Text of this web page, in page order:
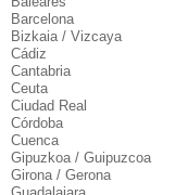
Barcelona
Bizkaia / Vizcaya
Cádiz
Cantabria
Ceuta
Ciudad Real
Córdoba
Cuenca
Gipuzkoa / Guipuzcoa
Girona / Gerona